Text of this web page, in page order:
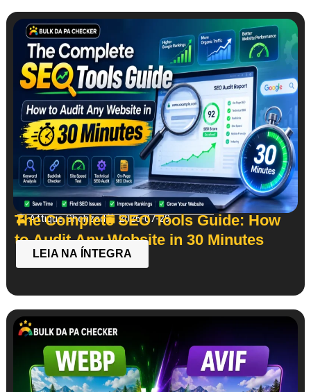
Attique Shehzad 2026-07-29
The Complete SEO Tools Guide: How
to Audit Any Website in 30 Minutes
LEIA NA ÍNTEGRA